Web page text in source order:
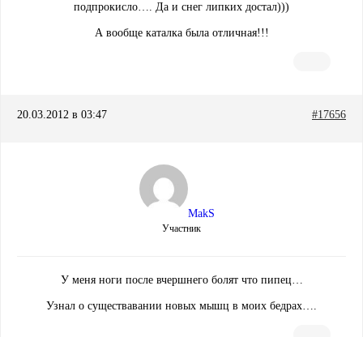
подпрокисло…. Да и снег липких достал)))
А вообще каталка была отличная!!!
20.03.2012 в 03:47 #17656
MakS
Участник
У меня ноги после вчершнего болят что пипец…
Узнал о существавании новых мышц в моих бедрах….